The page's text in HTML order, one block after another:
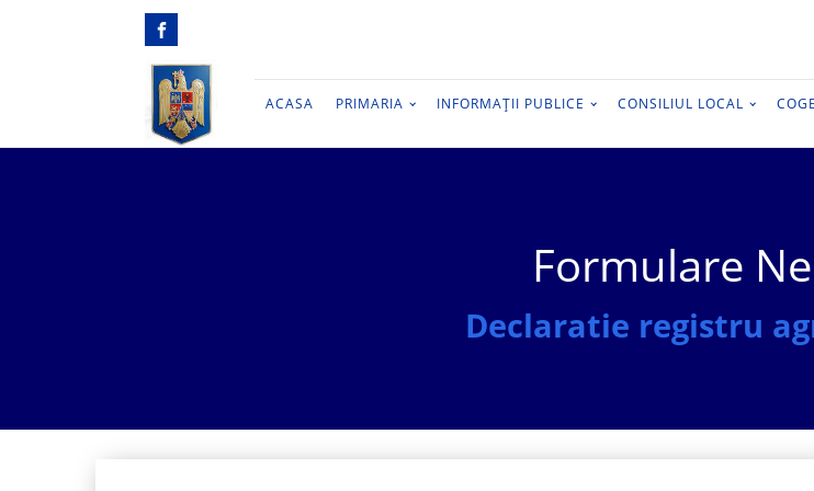
ACASA PRIMARIA INFORMAȚII PUBLICE CONSILIUL LOCAL
Formulare
Declaratie registru